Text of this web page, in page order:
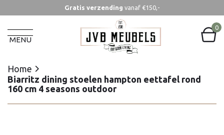
Gratis verzending vanaf €150,-
MENU
0
Home
Biarritz dining stoelen hampton eettafel rond
160 cm 4 seasons outdoor
Home
Biarritz dining stoelen hampton eettafel rond
160 cm 4 seasons outdoor